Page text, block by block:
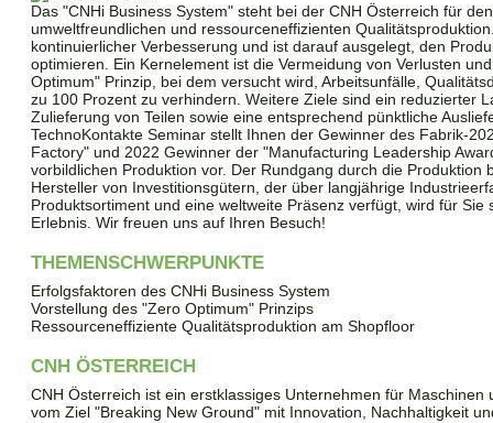
Das "CNHi Business System" steht bei der CNH Österreich für
umweltfreundlichen und ressourceneffizienten
kontinuierlicher Verbesserung und ist darauf ausgelegt, den
optimieren. Ein Kernelement ist die Vermeidung von Verlusten
Optimum" Prinzip, bei dem versucht wird, Arbeitsunfälle,
zu 100 Prozent zu verhindern. Weitere Ziele sind ein reduzierter
Zulieferung von Teilen sowie eine entsprechend pünktliche
TechnoKontakte Seminar stellt Ihnen der Gewinner des Fabrik-
Factory" und 2022 Gewinner der "Manufacturing Leadership
vorbildlichen Produktion vor. Der Rundgang durch die Produktion
Hersteller von Investitionsgütern, der über langjährige
Produktsortiment und eine weltweite Präsenz verfügt, wird für Sie
Erlebnis. Wir freuen uns auf Ihren Besuch!
THEMENSCHWERPUNKTE
Erfolgsfaktoren des CNHi Business System
Vorstellung des "Zero Optimum" Prinzips
Ressourceneffiziente Qualitätsproduktion am Shopfloor
CNH ÖSTERREICH
CNH Österreich ist ein erstklassiges Unternehmen für Maschinen
vom Ziel "Breaking New Ground" mit Innovation, Nachhaltigkeit